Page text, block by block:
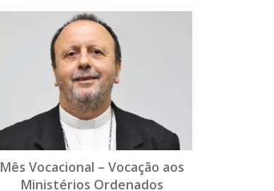
Mês Vocacional – Vocação aos
Ministérios Ordenados